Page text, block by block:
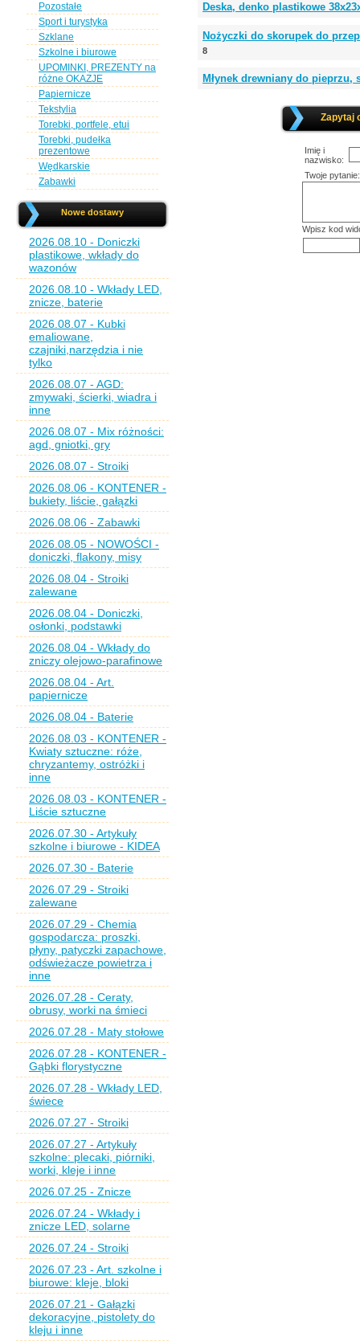
Pozostałe
Sport i turystyka
Szklane
Szkolne i biurowe
UPOMINKI, PREZENTY na
różne OKAZJE
Papiernicze
Tekstylia
Torebki, portfele, etui
Torebki, pudełka
prezentowe
Wędkarskie
Zabawki
Nowe dostawy
2026.08.10 - Doniczki
plastikowe, wkłady do
wazonów
2026.08.10 - Wkłady LED,
znicze, baterie
2026.08.07 - Kubki
emaliowane,
czajniki,narzędzia i nie
tylko
2026.08.07 - AGD:
zmywaki, ścierki, wiadra i
inne
2026.08.07 - Mix różności:
agd, gniotki, gry
2026.08.07 - Stroiki
2026.08.06 - KONTENER -
bukiety, liście, gałązki
2026.08.06 - Zabawki
2026.08.05 - NOWOŚCI -
doniczki, flakony, misy
2026.08.04 - Stroiki
zalewane
2026.08.04 - Doniczki,
osłonki, podstawki
2026.08.04 - Wkłady do
zniczy olejowo-parafinowe
2026.08.04 - Art.
papiernicze
2026.08.04 - Baterie
2026.08.03 - KONTENER -
Kwiaty sztuczne: róże,
chryzantemy, ostróżki i
inne
2026.08.03 - KONTENER -
Liście sztuczne
2026.07.30 - Artykuły
szkolne i biurowe - KIDEA
2026.07.30 - Baterie
2026.07.29 - Stroiki
zalewane
2026.07.29 - Chemia
gospodarcza: proszki,
płyny, patyczki zapachowe,
odświeżacze powietrza i
inne
2026.07.28 - Ceraty,
obrusy, worki na śmieci
2026.07.28 - Maty stołowe
2026.07.28 - KONTENER -
Gąbki florystyczne
2026.07.28 - Wkłady LED,
świece
2026.07.27 - Stroiki
2026.07.27 - Artykuły
szkolne: plecaki, piórniki,
worki, kleje i inne
2026.07.25 - Znicze
2026.07.24 - Wkłady i
znicze LED, solarne
2026.07.24 - Stroiki
2026.07.23 - Art. szkolne i
biurowe: kleje, bloki
2026.07.21 - Gałązki
dekoracyjne, pistolety do
kleju i inne
Deska, denko plastikowe
Nożyczki do skorupek do
8
Młynek drewniany do
Zapytaj
Imię i
nazwisko:
Twoje pytanie:
Wpisz kod